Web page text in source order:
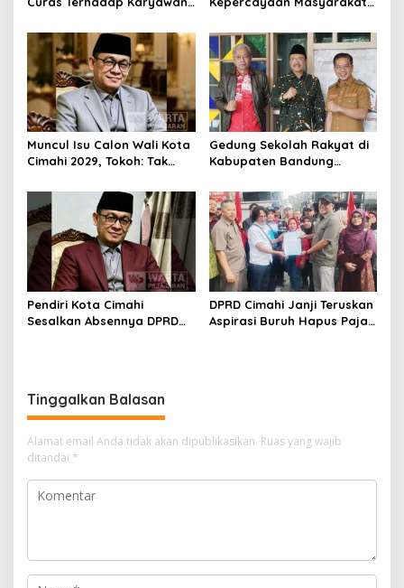
Ditangkap Polisi
Rebranding RSUD Cibabat
Muncul Isu Calon Wali Kota
Cimahi 2029, Tokoh: Tak
Legitimasi Parpol
Gedung Sekolah Rakyat di
Kabupaten Bandung
Siap Tampung Dua Ribu
Siswa
Pendiri Kota Cimahi
Sesalkan Absennya DPRD
DPRD Cimahi Janji Teruskan
Aspirasi Buruh Hapus Pajak
Tinggalkan Balasan
Alamat email Anda tidak akan dipublikasikan. Ruas yang wajib
ditandai *